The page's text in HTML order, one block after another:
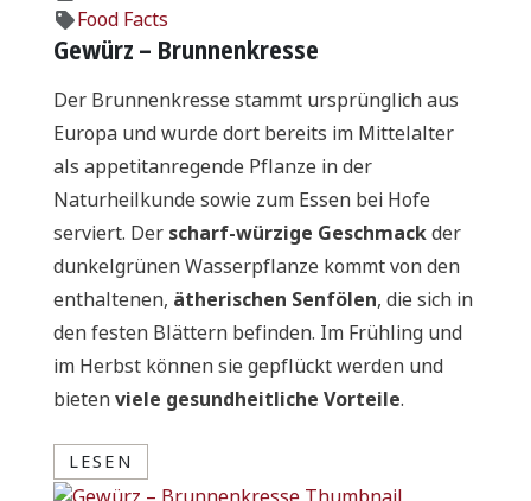
Food Facts
Gewürz – Brunnenkresse
Der Brunnenkresse stammt ursprünglich aus
Europa und wurde dort bereits im Mittelalter
als appetitanregende Pflanze in der
Naturheilkunde sowie zum Essen bei Hofe
serviert. Der scharf-würzige Geschmackder
dunkelgrünen Wasserpflanze kommt von den
enthaltenen, ätherischen Senfölen, die sich in
den festen Blättern befinden. Im Frühling und
im Herbst können sie gepflückt werden und
bietenviele gesundheitliche Vorteile.
LESEN